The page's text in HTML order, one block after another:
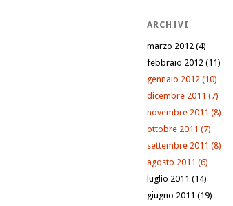
ARCHIVI
marzo 2012 (4)
febbraio 2012 (11)
gennaio 2012 (10)
dicembre 2011 (7)
novembre 2011 (8)
ottobre 2011 (7)
settembre 2011 (8)
agosto 2011 (6)
luglio 2011 (14)
giugno 2011 (19)